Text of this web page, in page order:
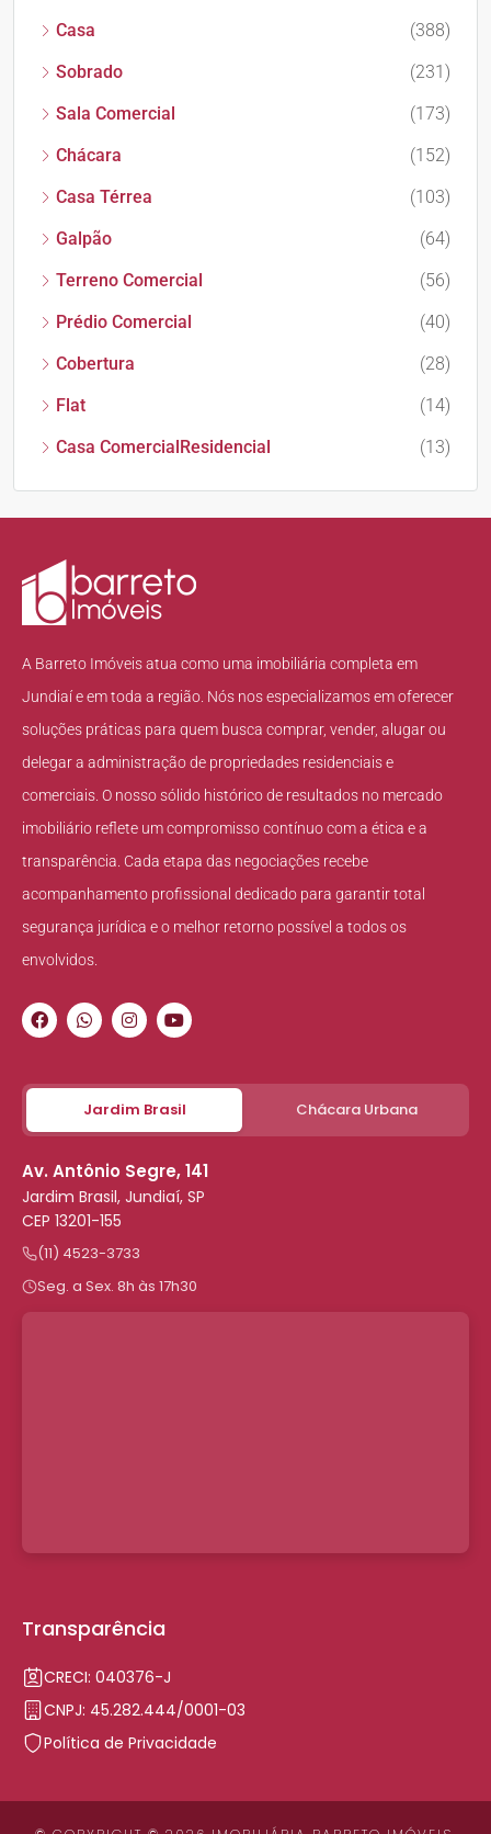
Casa
(388)
Sobrado
(231)
Sala Comercial
(173)
Chácara
(152)
Casa Térrea
(103)
Galpão
(64)
Terreno Comercial
(56)
Prédio Comercial
(40)
Cobertura
(28)
Flat
(14)
Casa ComercialResidencial
(13)
A Barreto Imóveis atua como uma imobiliária completa em
Jundiaí e em toda a região. Nós nos especializamos em oferecer
soluções práticas para quem busca comprar, vender, alugar ou
delegar a administração de propriedades residenciais e
comerciais. O nosso sólido histórico de resultados no mercado
imobiliário reflete um compromisso contínuo com a ética e a
transparência. Cada etapa das negociações recebe
acompanhamento profissional dedicado para garantir total
segurança jurídica e o melhor retorno possível a todos os
envolvidos.
Jardim Brasil Chácara Urbana
Av. Antônio Segre, 141
Jardim Brasil, Jundiaí, SP
CEP 13201-155
(11) 4523-3733
Seg. a Sex. 8h às 17h30
Transparência
CRECI: 040376-J
CNPJ: 45.282.444/0001-03
Política de Privacidade